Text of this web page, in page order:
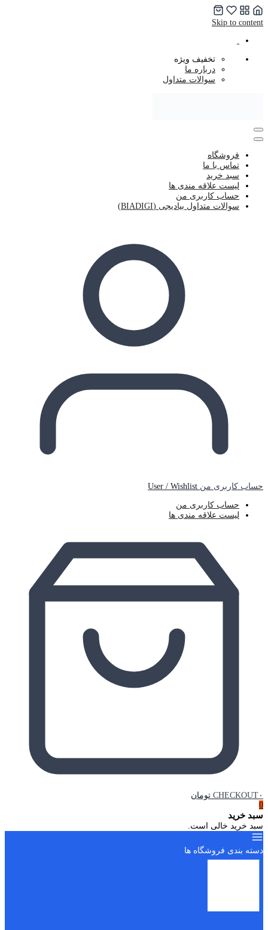
Skip to content
تخفیف ویژه
درباره ما
سوالات متداول
فروشگاه
تماس با ما
سبد خرید
لیست علاقه مندی ها
حساب کاربری من
سوالات متداول بیادیجی (BIADIGI)
حساب کاربری من User / Wishlist
حساب کاربری من
لیست علاقه مندی ها
CHECKOUT ۰ تومان
0
سبد خرید
سبد خرید خالی است.
دسته بندی فروشگاه ها